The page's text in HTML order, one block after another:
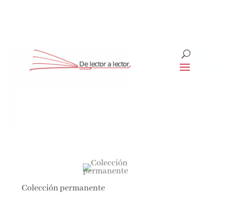
Colección permanente
Suscríbete
Únete a nuestra comunidad de amantes de la